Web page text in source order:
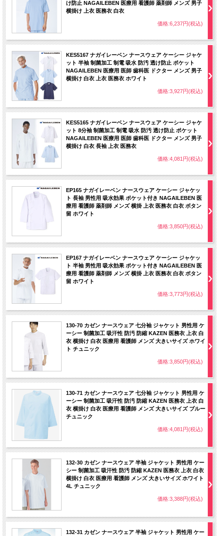
け防止 NAGAILEBEN 医療用 看護師 薬剤師 メンズ 男子
横掛け 上衣 医務衣 白衣
価格:6,237円(税込)
KES5167 ナガイレーベン ナースウェア ケーシー ジャケ
ット 半袖 制菌加工 制電 吸水 防汚 透け防止 ポケット
NAGAILEBEN 医療用 医師 歯科医 ドクター メンズ 男子
横掛け 白衣 上衣 医務衣 ホワイト
価格:3,927円(税込)
KES5165 ナガイレーベン ナースウェア ケーシー ジャケ
ット 8分袖 制菌加工 制電 吸水 防汚 透け防止 ポケット
NAGAILEBEN 医療用 医師 歯科医 ドクター メンズ 男子
横掛け 白衣 長袖 上衣 医務衣
価格:4,081円(税込)
EP165 ナガイレーベン ナースウェア ケーシー ジャケッ
ト 長袖 男性用 吸水効果 ポケット付き NAGAILEBEN 医
療用 看護師 薬剤師 メンズ 横掛 上衣 医務衣 白衣 ボタン
留 ホワイト
価格:3,850円(税込)
EP167 ナガイレーベン ナースウェア ケーシー ジャケッ
ト 半袖 男性用 吸水効果 ポケット付き NAGAILEBEN 医
療用 看護師 薬剤師 メンズ 横掛 上衣 医務衣 白衣 ボタン
留 ホワイト
価格:3,773円(税込)
130-70 カゼン ナースウェア 七分袖 ジャケット 男性用 ケ
ーシー 制菌加工 吸汗性 防汚 防縮 KAZEN 医務衣 上衣 白
衣 横掛け 白衣 医療用 看護師 メンズ 大きいサイズ ホワイ
ト チュニック
価格:3,850円(税込)
130-71 カゼン ナースウェア 七分袖 ジャケット 男性用 ケ
ーシー 制菌加工 吸汗性 防汚 防縮 KAZEN 医務衣 上衣 白
衣 横掛け 白衣 医療用 看護師 メンズ 大きいサイズ ブルー
チュニック
価格:4,081円(税込)
132-30 カゼン ナースウェア 半袖 ジャケット 男性用 ケー
シー 制菌加工 吸汗性 防汚 防縮 KAZEN 医務衣 上衣 白衣
横掛け 白衣 医療用 看護師 メンズ 大きいサイズ ホワイト
4L チュニック
価格:3,388円(税込)
132-31 カゼン ナースウェア 半袖 ジャケット 男性用 ケー